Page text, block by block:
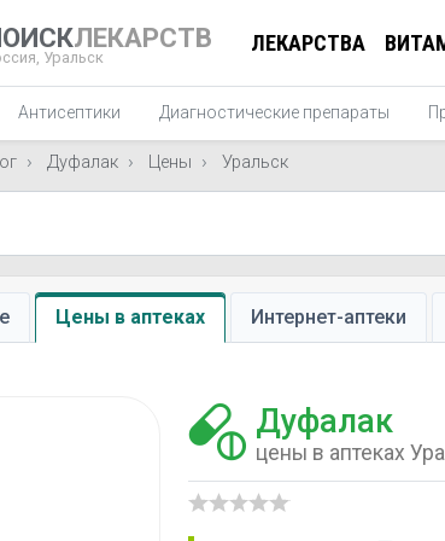
ЛЕКАРСТВ
Уральск
ЛЕКАРСТВА
Антисептики Диагностические препараты
Дуфалак Цены Уральск
Цены в аптеках Интернет-аптеки
Дуфалак
цены в аптеках